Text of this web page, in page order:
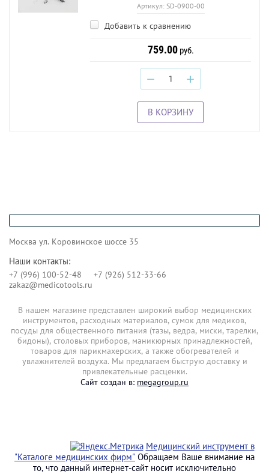
Артикул:SD-0900-00
Добавить к сравнению
759.00руб.
− +
В КОРЗИНУ
Москва ул. Коровинское шоссе 35
Наши контакты:
+7 (996) 100-52-48
+7 (926) 512-33-66
zakaz@medicotools.ru
В нашем магазине представлен широкий выбор медицинских
инструментов, расходных материалов, сумок для медиков,
посуды для общественного питания (тазы, ведра, миски, тарелки,
бидоны), столовых приборов, маникюрных принадлежностей,
товаров для парикмахерских, а также обогревателей и
увлажнителей воздуха. Мы предлагаем быструю доставку и
привлекательные расценки.
Сайт создан в: megagroup.ru
Медицинский инструмент в
"Каталоге медицинских фирм" Обращаем Ваше внимание на
то, что данный интернет-сайт носит исключительно